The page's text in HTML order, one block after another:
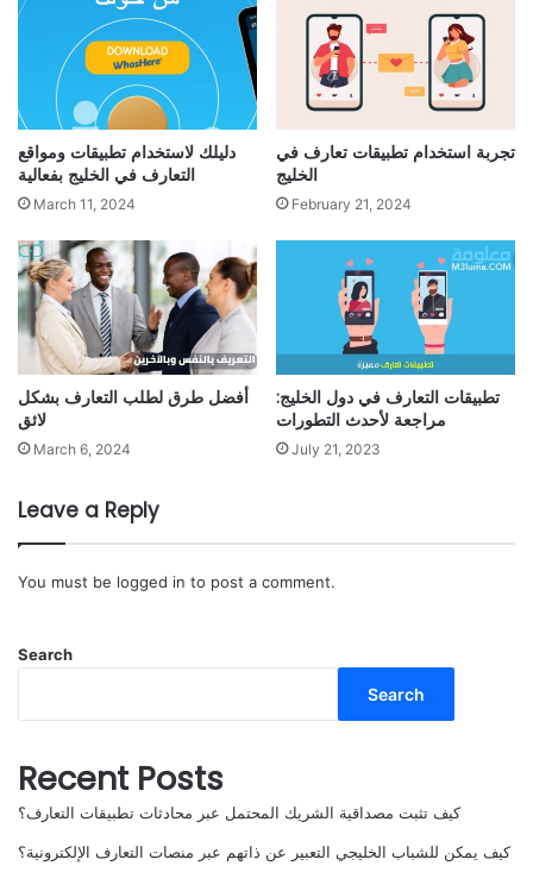
دليلك لاستخدام تطبيقات ومواقع
التعارف في الخليج بفعالية
March 11, 2024
تجربة استخدام تطبيقات تعارف في
الخليج
February 21, 2024
أفضل طرق لطلب التعارف بشكل
لائق
March 6, 2024
تطبيقات التعارف في دول الخليج:
مراجعة لأحدث التطورات
July 21, 2023
Leave a Reply
You must be logged in to post a comment.
Search
Search
Recent Posts
كيف تثبت مصداقية الشريك المحتمل عبر محادثات تطبيقات التعارف؟
كيف يمكن للشباب الخليجي التعبير عن ذاتهم عبر منصات التعارف الإلكترونية؟